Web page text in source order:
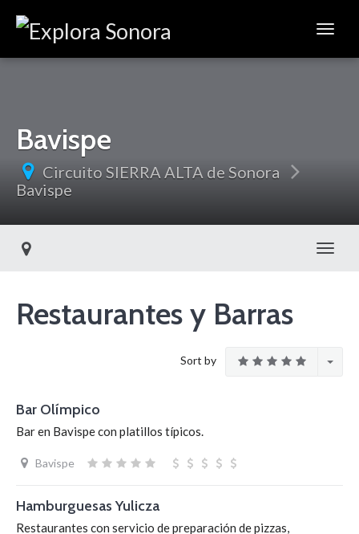
Bavispe
Circuito SIERRA ALTA de Sonora
Bavispe
Restaurantes y Barras
Sort by
Bar Olímpico
Bar en Bavispe con platillos típicos.
Bavispe
Hamburguesas Yulicza
Restaurantes con servicio de preparación de pizzas,